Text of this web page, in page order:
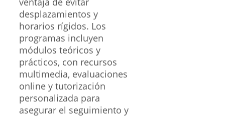
desplazamientos y
horarios rígidos. Los
programas incluyen
módulos teóricos y
prácticos, con recursos
multimedia, evaluaciones
online y tutorización
personalizada para
asegurar el seguimiento y